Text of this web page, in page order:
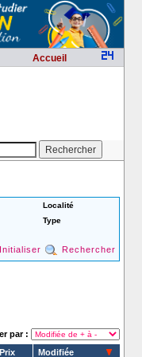
Accueil
Localité
Type
Initialiser Rechercher
par :
Prix Modifiée